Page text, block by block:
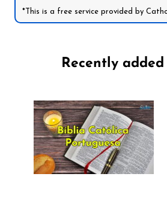
*This is a free service provided by
Recently